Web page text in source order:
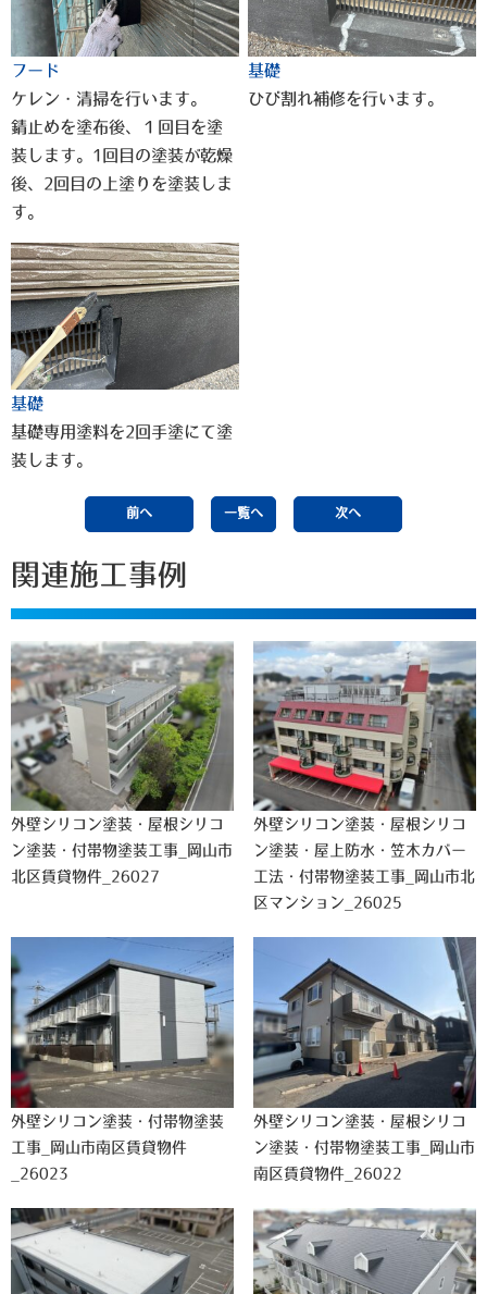
フード
ケレン・清掃を行います。
錆止めを塗布後、１回目を塗
装します。1回目の塗装が乾燥
後、2回目の上塗りを塗装しま
す。
基礎
ひび割れ補修を行います。
基礎
基礎専用塗料を2回手塗にて塗
装します。
前へ 一覧へ 次へ
関連施工事例
外壁シリコン塗装・屋根シリコ
ン塗装・付帯物塗装工事_岡山市
北区賃貸物件_26027
外壁シリコン塗装・屋根シリコ
ン塗装・屋上防水・笠木カバー
工法・付帯物塗装工事_岡山市北
区マンション_26025
外壁シリコン塗装・付帯物塗装
工事_岡山市南区賃貸物件
_26023
外壁シリコン塗装・屋根シリコ
ン塗装・付帯物塗装工事_岡山市
南区賃貸物件_26022